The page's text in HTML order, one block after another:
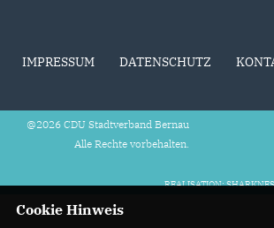
IMPRESSUM DATENSCHUTZ
@2026 CDU Stadtverband Bernau
Alle Rechte vorbehalten.
REALISATION:
Cookie Hinweis